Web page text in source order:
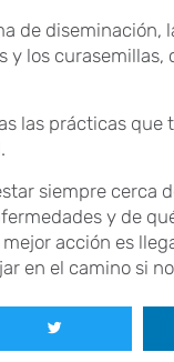
de
y los
las prácticas
siempre cerca
y de
acción es
en el camino si